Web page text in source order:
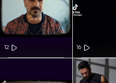
16
12